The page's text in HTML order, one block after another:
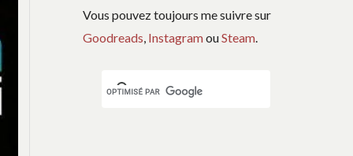
Vous pouvez toujours me suivre sur
Goodreads, InstagramouSteam.